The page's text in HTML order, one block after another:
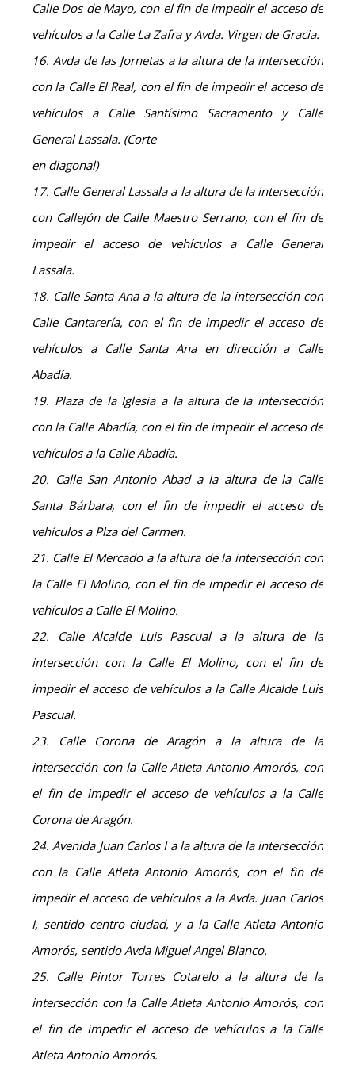
Calle Dos de Mayo, con el fin de impedir el acceso de
vehículos a la Calle La Zafra y Avda. Virgen de Gracia.
16. Avda de las Jornetas a la altura de la intersección
con la Calle El Real, con el fin de impedir el acceso de
vehículos a Calle Santísimo Sacramento y Calle
General Lassala. (Corte
en diagonal)
17. Calle General Lassala a la altura de la intersección
con Callejón de Calle Maestro Serrano, con el fin de
impedir el acceso de vehículos a Calle General
Lassala.
18. Calle Santa Ana a la altura de la intersección con
Calle Cantarería, con el fin de impedir el acceso de
vehículos a Calle Santa Ana en dirección a Calle
Abadía.
19. Plaza de la Iglesia a la altura de la intersección
con la Calle Abadía, con el fin de impedir el acceso de
vehículos a la Calle Abadía.
20. Calle San Antonio Abad a la altura de la Calle
Santa Bárbara, con el fin de impedir el acceso de
vehículos a Plza del Carmen.
21. Calle El Mercado a la altura de la intersección con
la Calle El Molino, con el fin de impedir el acceso de
vehículos a Calle El Molino.
22. Calle Alcalde Luis Pascual a la altura de la
intersección con la Calle El Molino, con el fin de
impedir el acceso de vehículos a la Calle Alcalde Luis
Pascual.
23. Calle Corona de Aragón a la altura de la
intersección con la Calle Atleta Antonio Amorós, con
el fin de impedir el acceso de vehículos a la Calle
Corona de Aragón.
24. Avenida Juan Carlos I a la altura de la intersección
con la Calle Atleta Antonio Amorós, con el fin de
impedir el acceso de vehículos a la Avda. Juan Carlos
I, sentido centro ciudad, y a la Calle Atleta Antonio
Amorós, sentido Avda Miguel Angel Blanco.
25. Calle Pintor Torres Cotarelo a la altura de la
intersección con la Calle Atleta Antonio Amorós, con
el fin de impedir el acceso de vehículos a la Calle
Atleta Antonio Amorós.